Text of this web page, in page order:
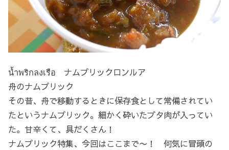
น้ำพริกลงเรือ ナムプリックロンルア
舟のナムプリック
その昔、舟で移動するときに保存食として常備されてい
たというナムプリック。細かく砕いたブタ肉が入ってい
た。甘辛くて、具だくさん！
ナムプリック特集、今回はここまで〜！ 何気に冒頭の